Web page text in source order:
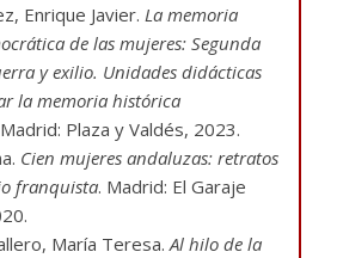
Enrique Javier. La memoria
de las mujeres: Segunda
y exilio. Unidades didácticas
la memoria histórica
Plaza y Valdés, 2023.
Cien mujeres andaluzas: retratos
franquista. Madrid: El Garaje
María Teresa. Al hilo de la